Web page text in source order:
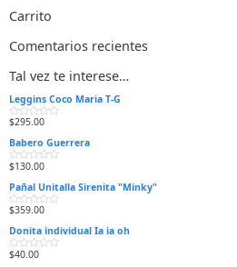
Carrito
Comentarios recientes
Tal vez te interese…
Leggins Coco Maria T-G
V
l
o
r
a
o
e
n
0
e
5
$295.00
Babero Guerrera
V
l
o
r
a
o
e
n
0
$130.00
Pañal Unitalla Sirenita "Minky"
V
l
o
r
a
$359.00
Donita individual Ia ia oh
V
$40.00